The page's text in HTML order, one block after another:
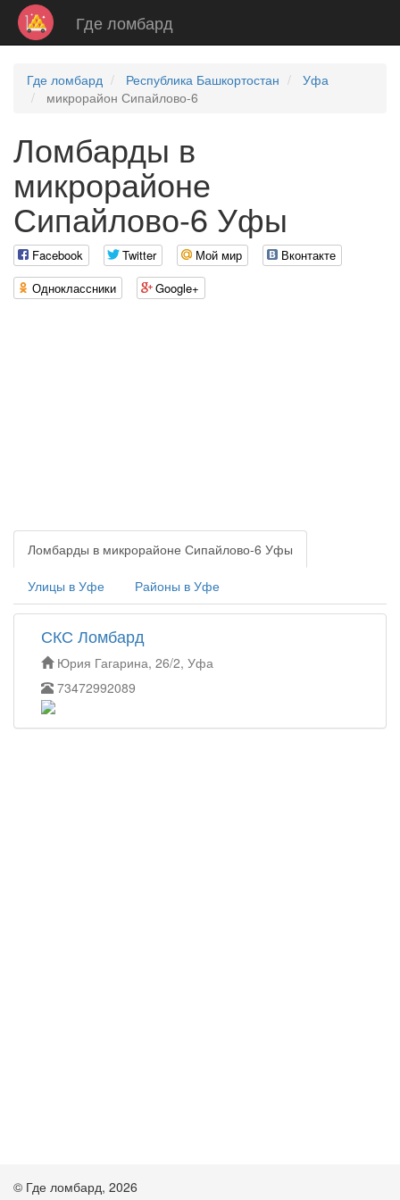
Где ломбард
Где ломбард Республика Башкортостан
Уфа
микрорайон Сипайлово-6
Ломбарды в
микрорайоне
Сипайлово-6 Уфы
Facebook Twitter Мой мир
Вконтакте
Одноклассники
Google+
Ломбарды в микрорайоне Сипайлово-6 Уфы
Улицы в Уфе Районы в Уфе
СКС Ломбард
Юрия Гагарина, 26/2, Уфа
73472992089
© Где ломбард, 2026